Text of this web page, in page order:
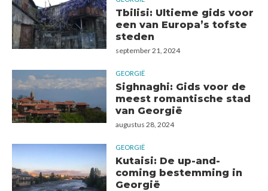
Tbilisi: Ultieme gids voor
een van Europa’s tofste
steden
september 21, 2024
GEORGIË
Sighnaghi: Gids voor de
meest romantische stad
van Georgië
augustus 28, 2024
GEORGIË
Kutaisi: De up-and-
coming bestemming in
Georgië